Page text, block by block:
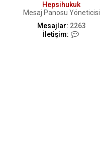
Hepsihukuk
Mesaj Panosu Yöneticisi
Mesajlar: 2263
İletişim: